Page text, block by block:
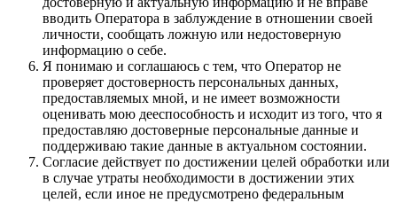
вводить Оператора в заблуждение в отношении своей
личности, сообщать ложную или недостоверную
информацию о себе.
Я понимаю и соглашаюсь с тем, что Оператор не
проверяет достоверность персональных данных,
предоставляемых мной, и не имеет возможности
оценивать мою дееспособность и исходит из того, что я
предоставляю достоверные персональные данные и
поддерживаю такие данные в актуальном состоянии.
Согласие действует по достижении целей обработки или
в случае утраты необходимости в достижении этих
целей, если иное не предусмотрено федеральным